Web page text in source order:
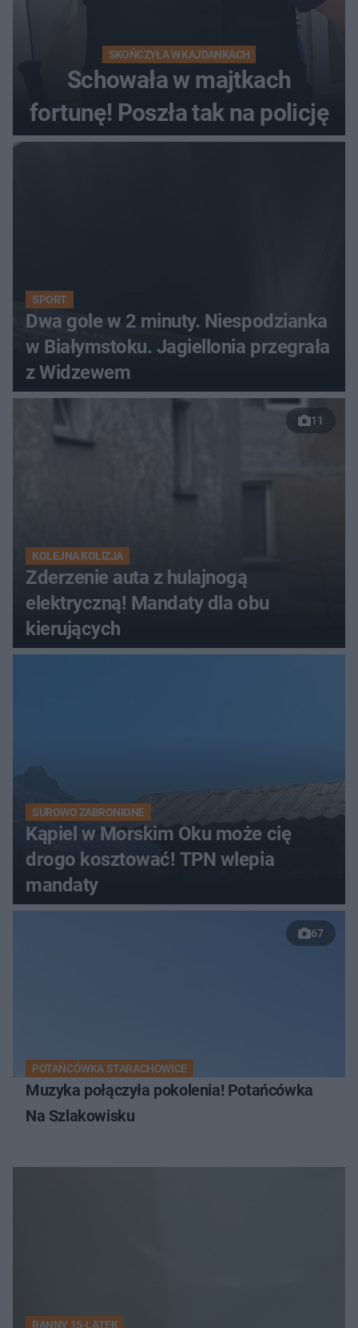
SKOŃCZYŁA W KAJDANKACH
Schowała w majtkach
fortunę! Poszła tak na policję
SPORT
Dwa gole w 2 minuty. Niespodzianka
w Białymstoku. Jagiellonia przegrała
z Widzewem
11
KOLEJNA KOLIZJA
Zderzenie auta z hulajnogą
elektryczną! Mandaty dla obu
kierujących
SUROWO ZABRONIONE
Kąpiel w Morskim Oku może cię
drogo kosztować! TPN wlepia
mandaty
67
POTAŃCÓWKA STARACHOWICE
Muzyka połączyła pokolenia! Potańcówka
Na Szlakowisku
RANNY 15-LATEK